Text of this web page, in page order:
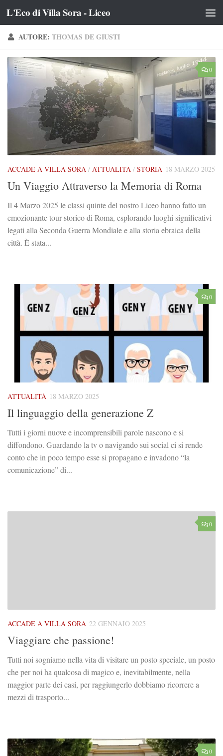
Salta al contenuto
L'Eco di Villa Sora - Liceo
AUTORE: THOMAS DE GIUSTI
0
ACCADE A VILLA SORA / ATTUALITÀ / STORIA 18 MARZO 2025
Un Viaggio Attraverso la Memoria di Roma
Il 4 Marzo 2025 le classi quinte del nostro Liceo hanno fatto un
emozionante tour storico di Roma, esplorando luoghi significativi
legati alla Seconda Guerra Mondiale e alla storia ebraica della
città. È stata...
0
ATTUALITÀ 18 MARZO 2025
Il linguaggio della generazione Z
Tutti i giorni nuove e incomprensibili parole nascono e si
diffondono. Guardando la tv o navigando sui social ci si rende
conto che in poco tempo esse si propagano e invadono “la
comunicazione” di...
0
ACCADE A VILLA SORA 22 GENNAIO 2025
Viaggiare che passione!
Tutti noi sogniamo nella vita di visitare un posto speciale, un posto
che per noi ha qualcosa di magico e, inevitabilmente, nella
maggior parte dei casi, per raggiungerlo dobbiamo ricorrere a
mezzi di trasporto...
0